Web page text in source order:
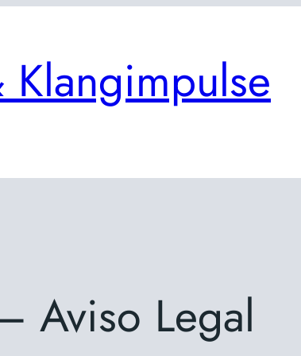
Klangimpulse
Aviso Legal